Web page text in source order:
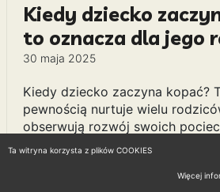
Kiedy dziecko
to oznacza dla jego
30 maja 2025
Kiedy dziecko zaczyna kopać?
pewnością nurtuje wielu
obserwują rozwój swoich
przyjrzymy się, w jakim wieku
zaczynają odkrywać radość z
jakie umiejętności i potrzeby
Ta witryna korzysta z plików COOKIES
Więcej